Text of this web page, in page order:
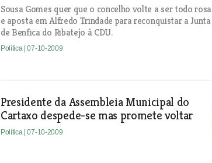
Sousa Gomes quer que o concelho volte a ser todo rosa
e aposta em Alfredo Trindade para reconquistar a Junta
de Benfica do Ribatejo à CDU.
Política | 07-10-2009
Presidente da Assembleia Municipal do
Cartaxo despede-se mas promete voltar
Política | 07-10-2009